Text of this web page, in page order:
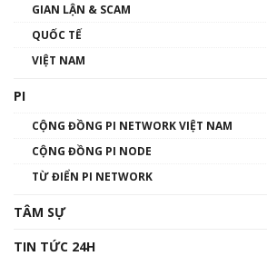
gió ấm
Talkshow 14: MemeCoin –
01:29:26
GIAN LẬN & SCAM
QUỐC TẾ
VIỆT NAM
PI
CỘNG ĐỒNG PI NETWORK VIỆT NAM
CỘNG ĐỒNG PI NODE
TỪ ĐIỂN PI NETWORK
TÂM SỰ
TIN TỨC 24H